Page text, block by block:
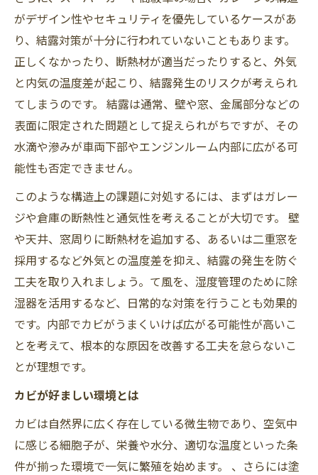
がデザイン性やセキュリティを優先しているケースがあ
り、結露対策が十分に行われていないこともあります。
正しくなかったり、断熱材が適当だったりすると、外気
と内気の温度差が起こり、結露発生のリスクが考えられ
てしまうのです。 結露は通常、壁や窓、金属部分などの
表面に限定された問題として捉えられがちですが、その
水滴や滲みが車両下部やエンジンルーム内部に広がる可
能性も否定できません。
このような構造上の課題に対処するには、まずはガレー
ジや倉庫の断熱性と通気性を考えることが大切です。 壁
や天井、窓周りに断熱材を追加する、あるいは二重窓を
採用するなど外気との温度差を抑え、結露の発生を防ぐ
工夫を取り入れましょう。て風を、湿度管理のために除
湿器を活用するなど、日常的な対策を行うことも効果的
です。内部でカビがうまくいけば広がる可能性が高いこ
とを考えて、根本的な原因を改善する工夫を怠らないこ
とが理想です。
カビが好ましい環境とは
カビは自然界に広く存在している微生物であり、空気中
に感じる細胞子が、栄養や水分、適切な温度といった条
件が揃った環境で一気に繁殖を始めます。 、さらには塗